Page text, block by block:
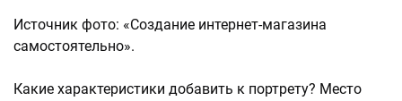
Источник фото: «Создание интернет-магазина
самостоятельно».
Какие характеристики добавить к портрету? Место